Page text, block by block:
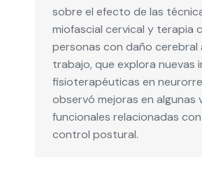
sobre el efecto de las
miofascial cervical y terapia
personas con daño cerebral
trabajo, que explora nuevas
fisioterapéuticas en
observó mejoras en algunas
funcionales relacionadas
control postural.